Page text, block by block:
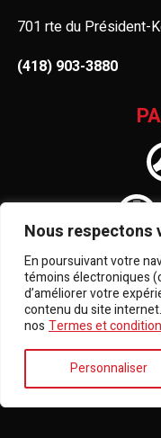
Nous respectons
En poursuivant votre
témoins électroniques
d’améliorer votre
contenu du site
nos Termes et
Personnaliser
701 rte du Président-
(418) 903-3880
Termes et